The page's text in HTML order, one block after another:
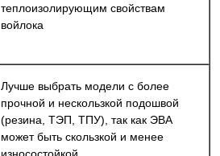
теплоизолирующим свойствам
войлока
Лучше выбрать модели с более
прочной и нескользкой подошвой
(резина, ТЭП, ТПУ), так как ЭВА
может быть скользкой и менее